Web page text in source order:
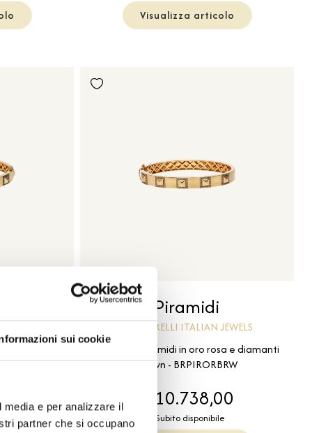
sui cookie
e per analizzare il
partner che si occupano
Visualizza articolo
Piramidi
BARTORELLI ITALIAN JEWELS
Bracciale piramidi in oro rosa e diamanti
brown - BRPIRORBRW
€ 10.738,00
Subito disponibile